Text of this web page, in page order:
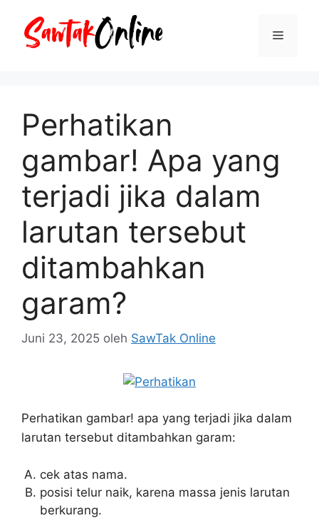
Menu
Perhatikan
gambar! Apa yang
terjadi jika dalam
larutan tersebut
ditambahkan
garam?
Juni 23, 2025 oleh SawTak Online
Perhatikan gambar! apa yang terjadi jika dalam
larutan tersebut ditambahkan garam:
cek atas nama.
posisi telur naik, karena massa jenis larutan
berkurang.